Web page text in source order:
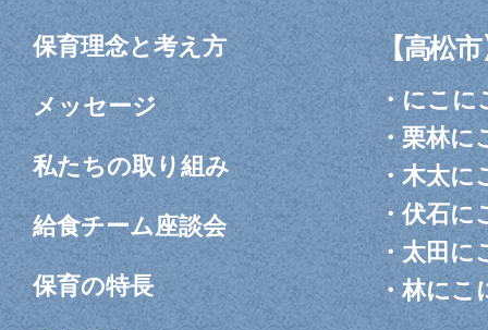
シ
ョ
ン
保育理念と考え方
メッセージ
私たちの取り組み
給食チーム座談会
保育の特長
【高松市
・ にこに
・栗林に
・ 木太に
・伏石に
・ 太田に
・林にこ